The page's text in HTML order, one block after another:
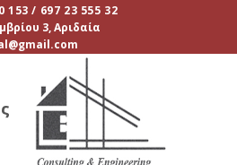
153 / 697 23 555 32
3, Αριδαία